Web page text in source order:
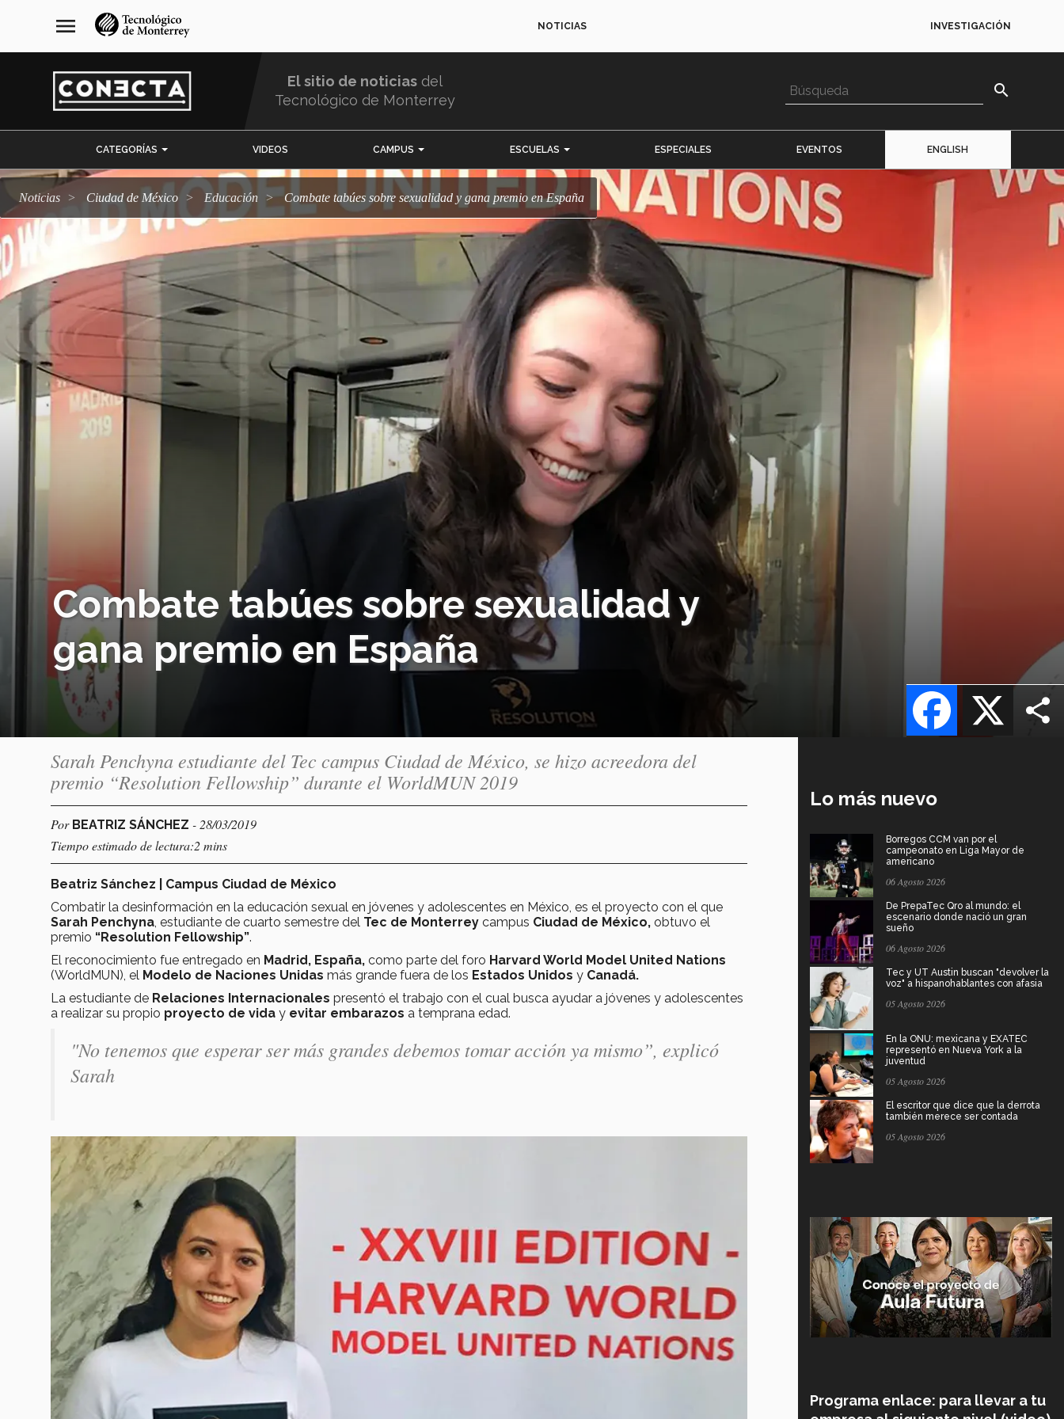
navegación
principal
menu NOTICIAS INVESTIGACIÓN
El sitio de noticias del
Tecnológico de Monterrey
search
CATEGORÍAS VIDEOS CAMPUS ESCUELAS ESPECIALES EVENTOS ENGLISH
Noticias Ciudad de México Educación Combate tabúes sobre sexualidad y gana premio en España
Combate tabúes sobre sexualidad y
gana premio en España
X
Facebook
Sarah Penchyna estudiante del Tec campus Ciudad de México, se hizo acreedora del
premio “Resolution Fellowship” durante el WorldMUN 2019
Por BEATRIZ SÁNCHEZ - 28/03/2019
Tiempo estimado de lectura:2 mins
Beatriz Sánchez | Campus Ciudad de México
Combatir la desinformación en la educación sexual en jóvenes y adolescentes en México, es el proyecto con el que
Sarah Penchyna , estudiante de cuarto semestre del Tec de Monterrey campus Ciudad de México, obtuvo el
premio “Resolution Fellowship”.
El reconocimiento fue entregado en Madrid, España, como parte del foro Harvard World Model United Nations
(WorldMUN), el Modelo de Naciones Unidas más grande fuera de los Estados Unidos y Canadá.
La estudiante de Relaciones Internacionales presentó el trabajo con el cual busca ayudar a jóvenes y adolescentes
a realizar su propio proyecto de vida y evitar embarazos a temprana edad.
"No tenemos que esperar ser más grandes debemos tomar acción ya mismo”, explicó
Sarah
Lo más nuevo
Borregos CCM van por el
campeonato en Liga Mayor de
americano
06 Agosto 2026
De PrepaTec Qro al mundo: el
escenario donde nació un gran
sueño
06 Agosto 2026
Tec y UT Austin buscan "devolver la
voz" a hispanohablantes con afasia
05 Agosto 2026
En la ONU: mexicana y EXATEC
representó en Nueva York a la
juventud
05 Agosto 2026
El escritor que dice que la derrota
también merece ser contada
05 Agosto 2026
Programa enlace: para llevar a tu